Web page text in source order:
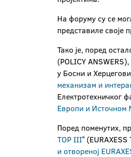
На форуму су се
представиле своје
Тако је, поред
(POLICY
у Босни и
механизам и
Електротехничког
Европи и Источном
Поред поменутих,
TOP IIIˮ
и отвореној